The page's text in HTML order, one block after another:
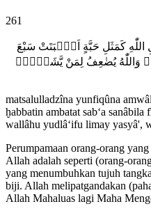
261
اللّٰهِ كَمَثَلِ حَبَّةٍ اَنْۢبَتَتْ سَبْعَ
وَاللّٰهُ يُضٰعِفُ لِمَنْ يَّشَاۤءُۗ
matsalulladzîna yunfiqûna
ḫabbatin ambatat sab‘a
wallâhu yudlâ‘ifu limay yasyâ',
Perumpamaan orang-orang
Allah adalah seperti (orang-
yang menumbuhkan tujuh
biji. Allah melipatgandakan
Allah Mahaluas lagi Maha